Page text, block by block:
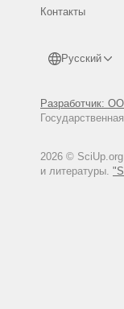
Контакты
Русский
Разработчик:
2026 ©
и литературы.